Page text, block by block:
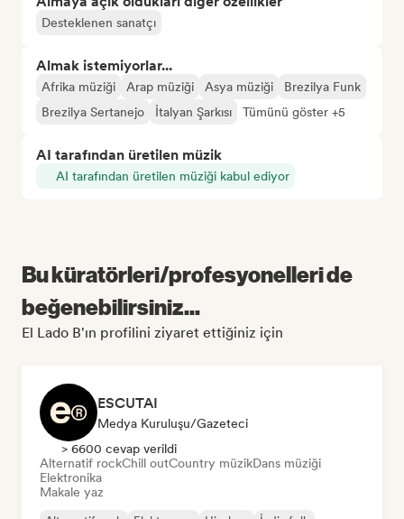
Desteklenen sanatçı
Almak istemiyorlar...
Afrika müziği Arap müziği Asya müziği
Brezilya Funk
Brezilya Sertanejo
İtalyan Şarkısı Tümünü göster +5
AI tarafından üretilen müzik
AI tarafından üretilen müziği kabul ediyor
Bu küratörleri/profesyonelleri de
beğenebilirsiniz...
El Lado B'ın profilini ziyaret ettiğiniz için
ESCUTAI
Medya Kuruluşu/Gazeteci
> 6600 cevap verildi
Alternatif rockChill outCountry müzikDans müziği
Elektronika
Makale yaz